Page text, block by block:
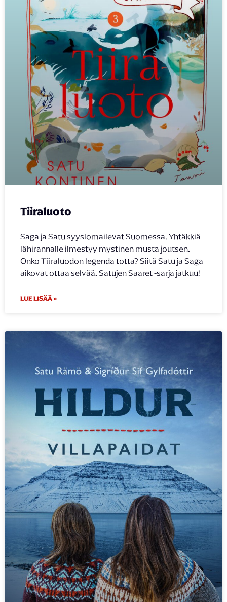
Tiiraluoto
Saga ja Satu syyslomailevat Suomessa. Yhtäkkiä
lähirannalle ilmestyy mystinen musta joutsen.
Onko Tiiraluodon legenda totta? Siitä Satu ja Saga
aikovat ottaa selvää. Satujen Saaret -sarja jatkuu!
LUE LISÄÄ »